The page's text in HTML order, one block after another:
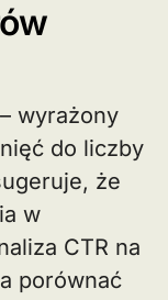
wyrażony
do liczby
że
w
CTR na
porównać